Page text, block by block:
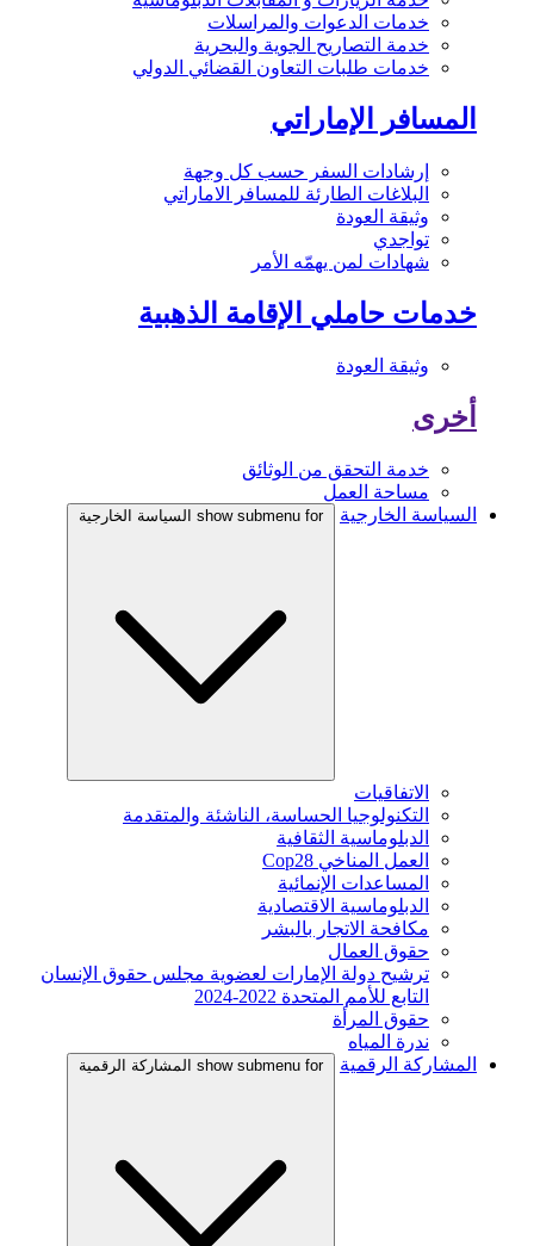
خدمات الدعوات والمراسلات
خدمة التصاريح الجوية والبحرية
خدمات طلبات التعاون القضائي الدولي
المسافر الإماراتي
إرشادات السفر حسب كل وجهة
البلاغات الطارئة للمسافر الاماراتي
وثيقة العودة
تواجدي
شهادات لمن يهمّه الأمر
خدمات حاملي الإقامة الذهبية
وثيقة العودة
أخرى
خدمة التحقق من الوثائق
مساحة العمل
السياسة الخارجية
show submenu for السياسة الخارجية
الاتفاقيات
التكنولوجيا الحساسة، الناشئة والمتقدمة
الدبلوماسية الثقافية
العمل المناخي Cop28
المساعدات الإنمائية
الدبلوماسية الاقتصادية
مكافحة الاتجار بالبشر
حقوق العمال
ترشيح دولة الإمارات لعضوية مجلس حقوق الإنسان
التابع للأمم المتحدة 2022-2024
حقوق المرأة
ندرة المياه
المشاركة الرقمية
show submenu for المشاركة الرقمية